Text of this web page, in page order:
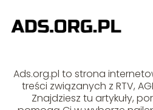
Ads.org.pl to strona
treści związanych z RTV,
Znajdziesz tu artykuły,